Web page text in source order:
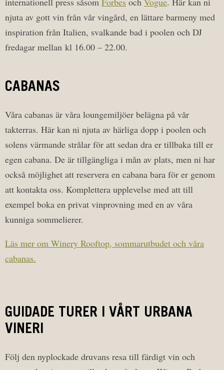
njuta av gott vin från vår vingård, en lättare barmeny med
inspiration från Italien, svalkande bad i poolen och DJ
fredagar mellan kl 16.00 – 22.00.
CABANAS
Våra cabanas är våra loungemiljöer belägna på vår
takterras. Här kan ni njuta av härliga dopp i poolen och
solens värmande strålar för att sedan dra er tillbaka till er
egen cabana. De är tillgängliga i mån av plats, men ni har
också möjlighet att reservera en cabana bara för er genom
att kontakta oss. Komplettera upplevelse med att till
exempel boka en privat vinprovning med en av våra
kunniga sommelierer.
Läs mer om Winery Rooftop, sommarutbudet och våra
cabanas.
GUIDADE TURER I VÅRT URBANA
VINERI
Följ den nyplockade druvans resa till färdigt vin och